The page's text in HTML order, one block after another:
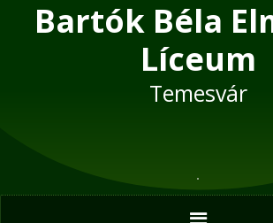
Bartók Béla
Líceum
Temesvár
Menu